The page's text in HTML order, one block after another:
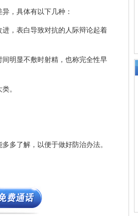
，具体有以下几种：
，表白导致对抗的人际辩论起着
明显不敷时射精，也称完全性早
。
多了解，以便于做好防治办法。